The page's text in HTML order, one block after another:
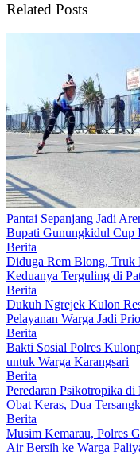
Related Posts
Pantai Sepanjang Jadi
Bupati Gunungkidul Cup
Berita
Diduga Rem Blong, Truk
Keduanya Terguling di
Berita
Dukuh Ngrejek Kulon
Pelayanan Warga Jadi
Berita
Bakti Sosial Polres
untuk Warga Karangsari
Berita
Peredaran Psikotropika
Obat Keras, Dua
Berita
Musim Kemarau, Polres
Air Bersih ke Warga